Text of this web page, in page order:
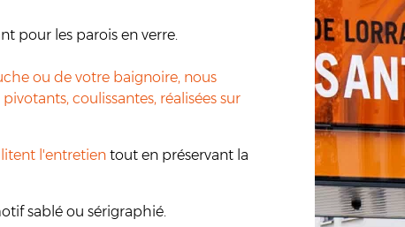
pour les parois en verre.
ou de votre baignoire, nous
coulissantes, réalisées sur
l'entretien tout en préservant la
sablé ou sérigraphié.